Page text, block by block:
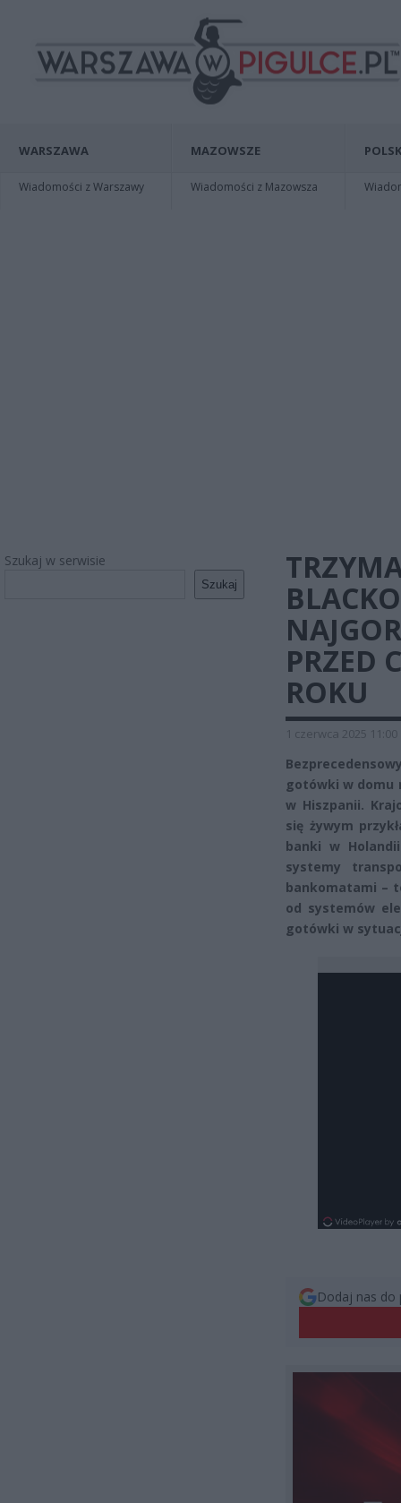
WARSZAWA
Wiadomości z Warszawy
MAZOWSZE
Wiadomości z Mazowsza
Szukaj w serwisie
Szukaj
PRZED
ROKU
1 czerwca 2025 11:00
gotówki w domu
w Hiszpanii.
się żywym
banki w
systemy
bankomatami –
od systemów
gotówki w
Dodaj nas do